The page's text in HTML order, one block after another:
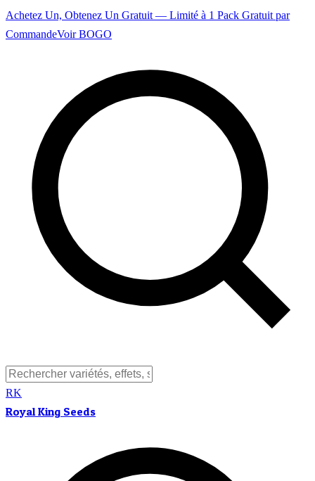
Achetez Un, Obtenez Un Gratuit — Limité à 1 Pack Gratuit par
CommandeVoir BOGO
RK
Royal King Seeds